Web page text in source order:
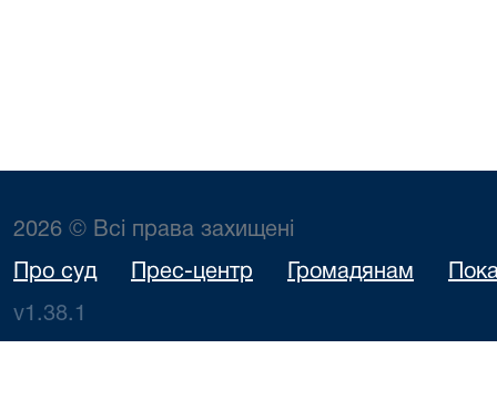
2026 © Всі права захищені
Про суд Прес-центр Громадянам
v1.38.1